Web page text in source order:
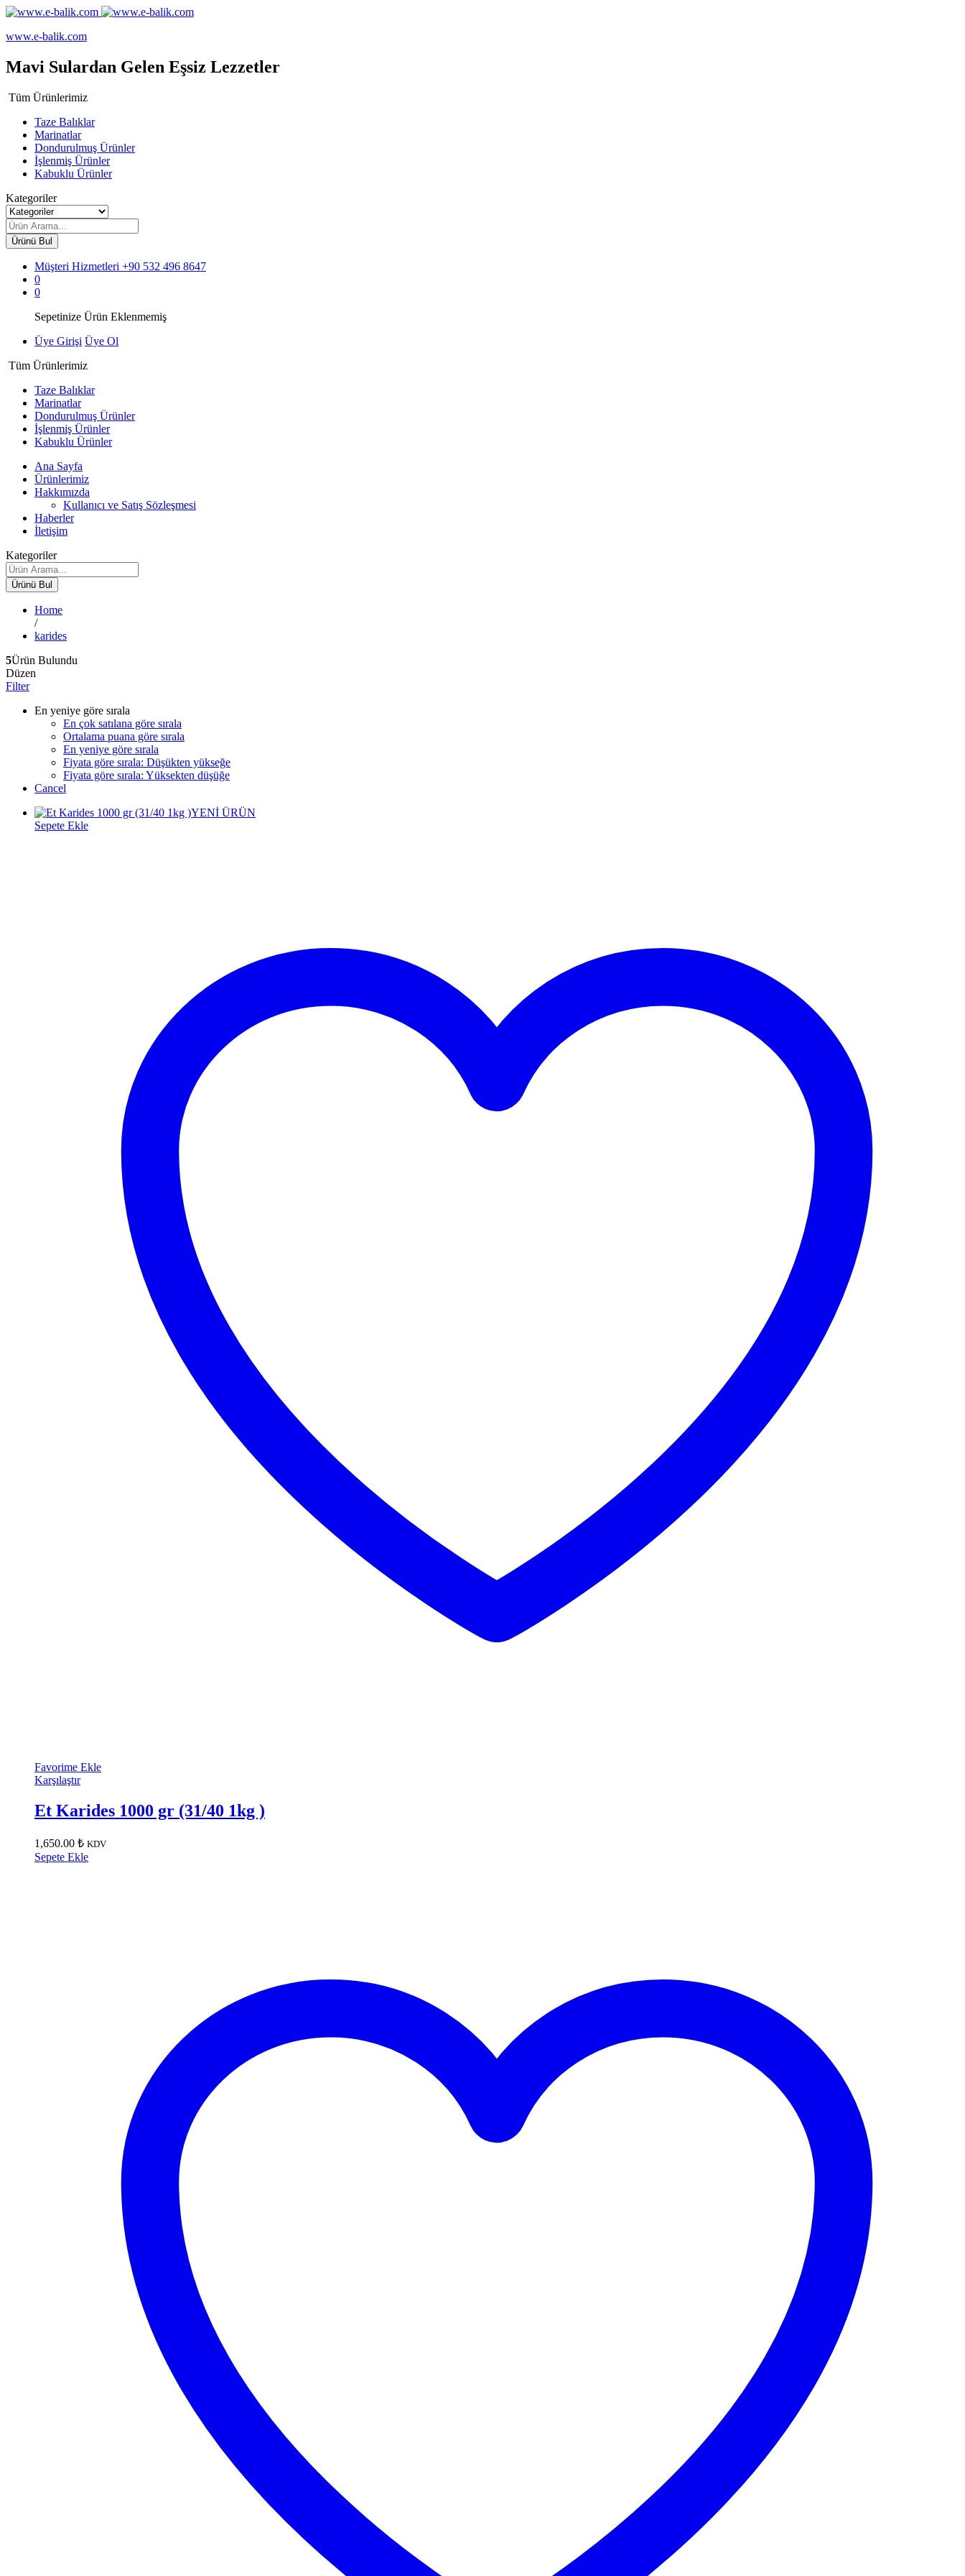
www.e-balik.com
Mavi Sulardan Gelen Eşsiz Lezzetler
Tüm Ürünlerimiz
Taze Balıklar
Marinatlar
Dondurulmuş Ürünler
İşlenmiş Ürünler
Kabuklu Ürünler
Kategoriler
Ürünü Bul
Müşteri Hizmetleri +90 532 496 8647
0
0
Sepetinize Ürün Eklenmemiş
Üye Girişi Üye Ol
Tüm Ürünlerimiz
Taze Balıklar
Marinatlar
Dondurulmuş Ürünler
İşlenmiş Ürünler
Kabuklu Ürünler
Ana Sayfa
Ürünlerimiz
Hakkımızda
Kullanıcı ve Satış Sözleşmesi
Haberler
İletişim
Kategoriler
Ürünü Bul
Home
/
karides
5Ürün Bulundu
Düzen
Filter
En yeniye göre sırala
En çok satılana göre sırala
Ortalama puana göre sırala
En yeniye göre sırala
Fiyata göre sırala: Düşükten yükseğe
Fiyata göre sırala: Yüksekten düşüğe
Cancel
YENİ ÜRÜN
Sepete Ekle
Favorime Ekle
Karşılaştır
Et Karides 1000 gr (31/40 1kg )
1,650.00 ₺ KDV
Sepete Ekle